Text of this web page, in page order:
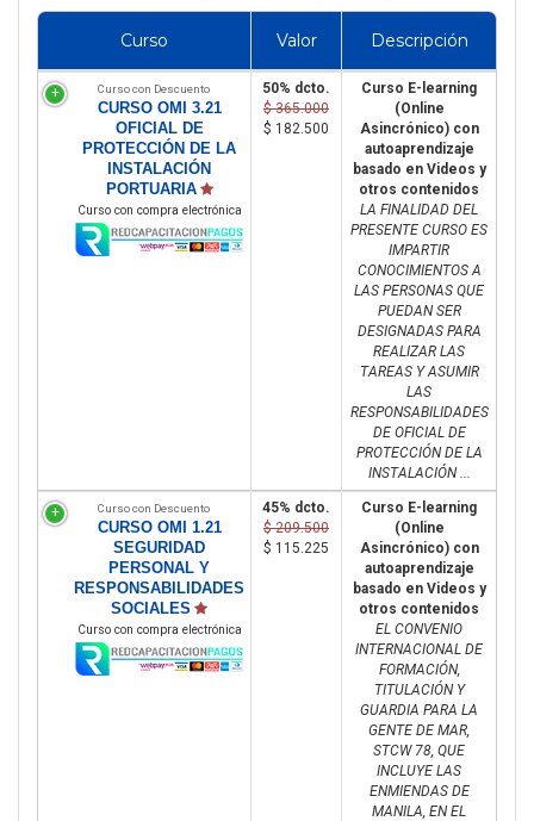
Curso Valor Descripción
Curso con Descuento
CURSO OMI 3.21
OFICIAL DE
PROTECCIÓN DE LA
INSTALACIÓN
PORTUARIA
Curso con compra electrónica
50% dcto.
$ 365.000
$ 182.500
Curso E-learning
(Online
Asincrónico) con
autoaprendizaje
basado en Videos y
otros contenidos
LA FINALIDAD DEL
PRESENTE CURSO ES
IMPARTIR
CONOCIMIENTOS A
LAS PERSONAS QUE
PUEDAN SER
DESIGNADAS PARA
REALIZAR LAS
TAREAS Y ASUMIR
LAS
RESPONSABILIDADES
DE OFICIAL DE
PROTECCIÓN DE LA
INSTALACIÓN ...
Curso con Descuento
CURSO OMI 1.21
SEGURIDAD
PERSONAL Y
RESPONSABILIDADES
SOCIALES
Curso con compra electrónica
45% dcto.
$ 209.500
$ 115.225
Curso E-learning
(Online
Asincrónico) con
autoaprendizaje
basado en Videos y
otros contenidos
EL CONVENIO
INTERNACIONAL DE
FORMACIÓN,
TITULACIÓN Y
GUARDIA PARA LA
GENTE DE MAR,
STCW 78, QUE
INCLUYE LAS
ENMIENDAS DE
MANILA, EN EL